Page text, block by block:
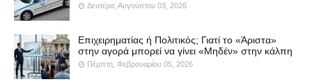
Δευτέρα, Αυγούστου 03, 2026
Επιχειρηματίας ή Πολιτικός; Γιατί το «Άριστα»
στην αγορά μπορεί να γίνει «Μηδέν» στην κάλπη
Πέμπτη, Φεβρουαρίου 05, 2026